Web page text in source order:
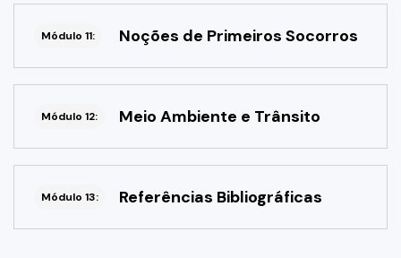
Módulo 11: Noções de Primeiros Socorros
Módulo 12: Meio Ambiente e Trânsito
Módulo 13: Referências Bibliográficas